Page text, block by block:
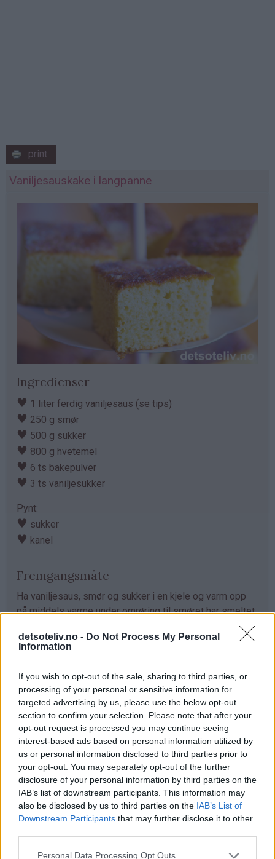
detsoteliv.no - Do Not Process My Personal
Information
If you wish to opt-out of the sale, sharing to third parties, or
processing of your personal or sensitive information for
targeted advertising by us, please use the below opt-out
section to confirm your selection. Please note that after your
opt-out request is processed you may continue seeing
interest-based ads based on personal information utilized by
us or personal information disclosed to third parties prior to
your opt-out. You may separately opt-out of the further
disclosure of your personal information by third parties on the
IAB’s list of downstream participants. This information may
also be disclosed by us to third parties on the IAB’s List of
Downstream Participants that may further disclose it to other
Personal Data Processing Opt Outs
print
Vaniljesauskake i langpanne
Ingredienser
♥ 1 liter ferdig vaniljesaus (se tips)
♥ 250 g smør
♥ 500 g sukker
♥ 800 g hvetemel
♥ 6 ts bakepulver
♥ 3 ts vaniljesukker
Pynt:
♥ sukker
♥ kanel
Fremgangsmåte
Ha vaniljesaus, smør og sukker i en kjele og varm opp
på middels varme under omrøring til smøret har smeltet
Sikt sammen de tørre ingrediensene i en stor bakebolle.
klumpfri (jeg bruker en ballongvisp, se tips).
Hell deigen i en stor, bakepapirkledd langpanne (ca. 30 x
40 cm). Strø over rikelig med sukker og kanel. Stek
kaken midt i ovnen ved 175°C i 40 minutter. Avkjøl kaken
i formen. Del kaken i firkanter og løft kakestykkene ut av
formen med en stekespade (se tips).
Tips